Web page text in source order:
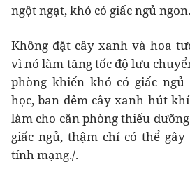
ngột ngạt, khó có giấc ngủ ngon.
Không đặt cây xanh và hoa
vì nó làm tăng tốc độ lưu
phòng khiến khó có giấc ngủ
học, ban đêm cây xanh hút
làm cho căn phòng thiếu
giấc ngủ, thậm chí có thể
tính mạng./.